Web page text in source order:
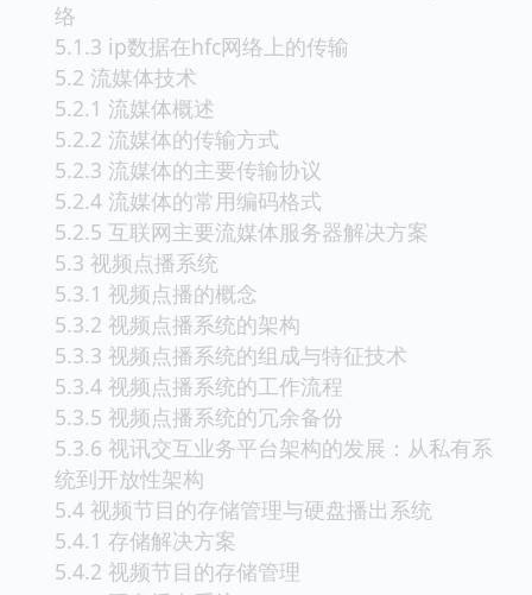
络
5.1.3 ip数据在hfc网络上的传输
5.2 流媒体技术
5.2.1 流媒体概述
5.2.2 流媒体的传输方式
5.2.3 流媒体的主要传输协议
5.2.4 流媒体的常用编码格式
5.2.5 互联网主要流媒体服务器解决方案
5.3 视频点播系统
5.3.1 视频点播的概念
5.3.2 视频点播系统的架构
5.3.3 视频点播系统的组成与特征技术
5.3.4 视频点播系统的工作流程
5.3.5 视频点播系统的冗余备份
5.3.6 视讯交互业务平台架构的发展：从私有系
统到开放性架构
5.4 视频节目的存储管理与硬盘播出系统
5.4.1 存储解决方案
5.4.2 视频节目的存储管理